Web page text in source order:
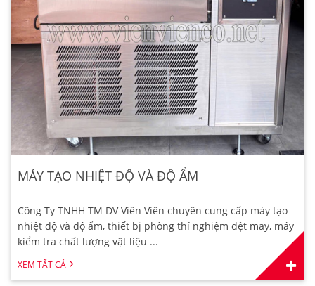
MÁY TẠO NHIỆT ĐỘ VÀ ĐỘ ẨM
Công Ty TNHH TM DV Viên Viên chuyên cung cấp máy tạo
nhiệt độ và độ ẩm, thiết bị phòng thí nghiệm dệt may, máy
kiểm tra chất lượng vật liệu ...
XEM TẤT CẢ